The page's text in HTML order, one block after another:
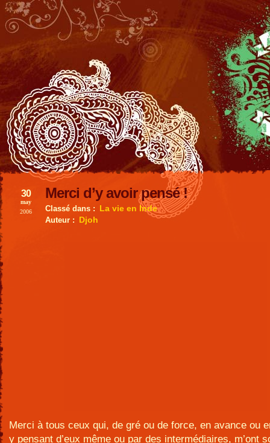
Merci d’y avoir pensé !
30
may
2006
Classé dans : La vie en Inde
Auteur : Djoh
Merci à tous ceux qui, de gré ou de force, en avance ou
y pensant d’eux même ou par des intermédiaires, m’ont